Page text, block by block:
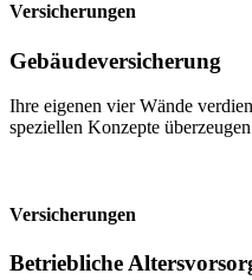
Versicherungen
Gebäudeversicherung
Ihre eigenen vier Wände
speziellen Konzepte
Versicherungen
Betriebliche